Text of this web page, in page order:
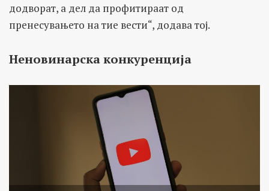
додворат, а дел да профитираат од
пренесувањето на тие вести“, додава тој.
Неновинарска конкуренција